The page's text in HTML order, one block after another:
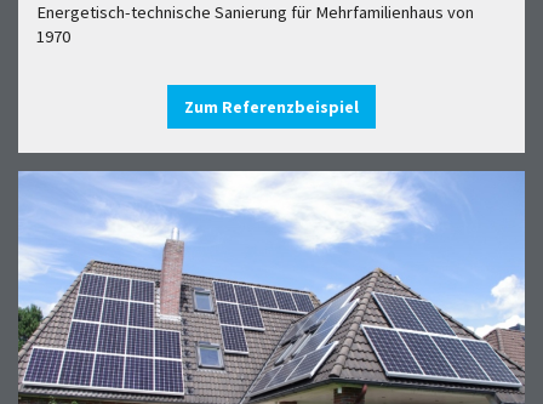
Energetisch-technische Sanierung für Mehrfamilienhaus von
1970
Zum Referenzbeispiel